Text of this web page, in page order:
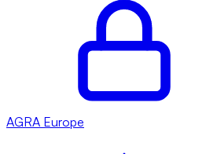
AGRA Europe